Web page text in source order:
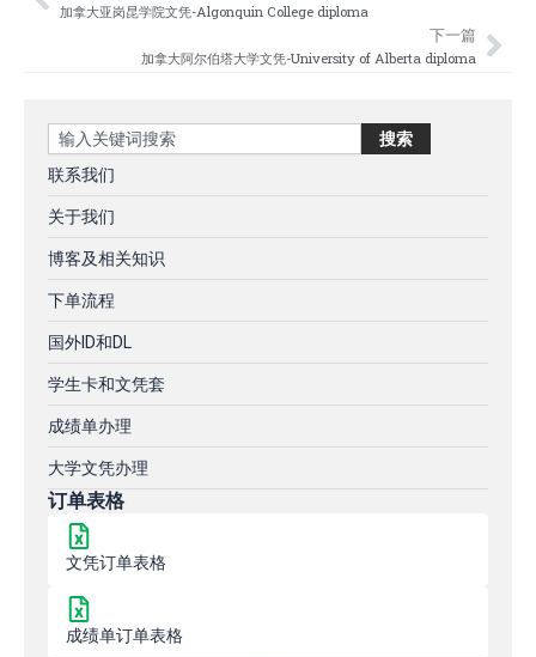
加拿大亚岗昆学院文凭-Algonquin College diploma
下一篇
加拿大阿尔伯塔大学文凭-University of Alberta diploma
Search 搜索
联系我们
关于我们
博客及相关知识
下单流程
国外ID和DL
学生卡和文凭套
成绩单办理
大学文凭办理
订单表格
文凭订单表格
成绩单订单表格